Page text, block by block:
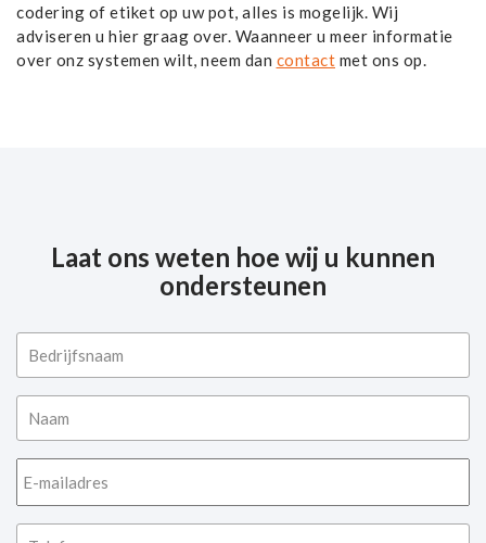
codering of etiket op uw pot, alles is mogelijk. Wij
adviseren u hier graag over. Waanneer u meer informatie
over onz systemen wilt, neem dan contact met ons op.
Laat ons weten hoe wij u kunnen
ondersteunen